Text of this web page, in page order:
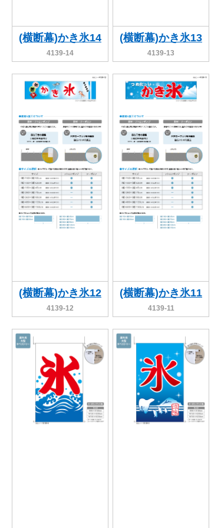
(横断幕)かき氷14
4139-14
(横断幕)かき氷13
4139-13
(横断幕)かき氷12
4139-12
(横断幕)かき氷11
4139-11